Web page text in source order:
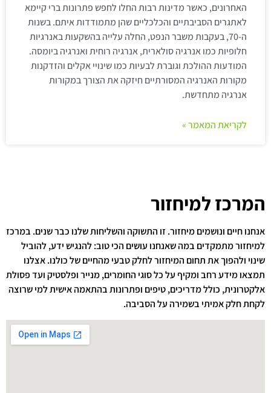
האחרונים, כאשר מדינות רבות החלו לחפש פתרונות ברי קיימא
לאתגרים הסביבתיים והכלכליים שהן מתמודדות איתם. בשנות
ה-70, בעקבות משבר הנפט, החלה עלייה בהשקעות באנרגיות
חלופיות כמו אנרגיה סולארית, אנרגיה רוחית ואנרגיה ביומסה.
המודעות ההולכת וגוברת לבעיות כמו שינויי אקלים והזדקנות
מקורות האנרגיה המסורתיים חיזקה את הצורך במקורות
אנרגיה מתחדשת.
לקריאת המאמר »
המרכז למיחזור
אנחנו חיים ונושמים מיחזור. זו התשוקה והשליחות שלנו כבר שנים. במרכז
למיחזור מתמקדים במה שאנחנו עושים הכי טוב: להנגיש ידע, להוביל
שינוי ולהפוך את תחום המיחזור לחלק טבעי מהחיים של כולנו. אצלנו
תמצאו מידע רחב ומקיף על כל סוגי החומרים, מנייר ופלסטיק ועד פסולת
אלקטרונית, כולל מדריכים, טיפים ופתרונות בהתאמה אישית למי שרוצה
לקחת חלק אמיתי בשמירה על הסביבה.